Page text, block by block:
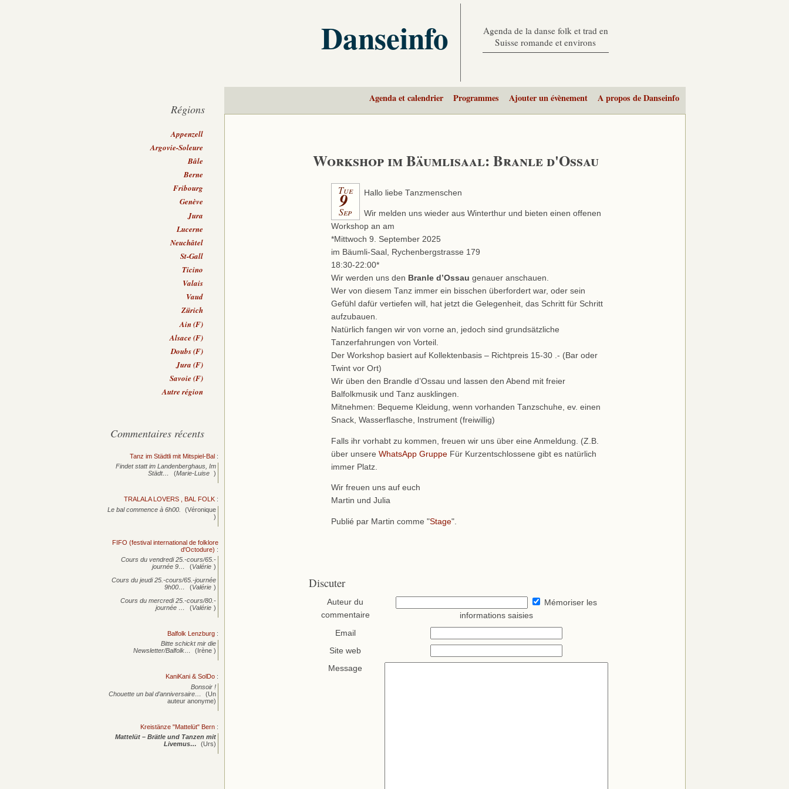
Danseinfo
Agenda de la danse folk et trad en
Suisse romande et environs
Agenda et calendrier Programmes Ajouter un évènement A propos de Danseinfo
Workshop im Bäumlisaal: Branle d'Ossau
Tue
9
Sep
Hallo liebe Tanzmenschen
Wir melden uns wieder aus Winterthur und bieten einen offenen
Workshop an am
*Mittwoch 9. September 2025
im Bäumli-Saal, Rychenbergstrasse 179
18:30-22:00*
Wir werden uns den Branle d’Ossau genauer anschauen.
Wer von diesem Tanz immer ein bisschen überfordert war, oder sein
Gefühl dafür vertiefen will, hat jetzt die Gelegenheit, das Schritt für Schritt
aufzubauen.
Natürlich fangen wir von vorne an, jedoch sind grundsätzliche
Tanzerfahrungen von Vorteil.
Der Workshop basiert auf Kollektenbasis – Richtpreis 15-30 .- (Bar oder
Twint vor Ort)
Wir üben den Brandle d’Ossau und lassen den Abend mit freier
Balfolkmusik und Tanz ausklingen.
Mitnehmen: Bequeme Kleidung, wenn vorhanden Tanzschuhe, ev. einen
Snack, Wasserflasche, Instrument (freiwillig)
Falls ihr vorhabt zu kommen, freuen wir uns über eine Anmeldung. (Z.B.
über unsere WhatsApp GruppeFür Kurzentschlossene gibt es natürlich
immer Platz.
Wir freuen uns auf euch
Martin und Julia
Publié par Martin comme "Stage".
Discuter
Auteur du
commentaire
Mémoriser les
informations saisies
Email
Site web
Message
Régions
Appenzell
Argovie-Soleure
Bâle
Berne
Fribourg
Genève
Jura
Lucerne
Neuchâtel
St-Gall
Ticino
Valais
Vaud
Zürich
Ain (F)
Alsace (F)
Doubs (F)
Jura (F)
Savoie (F)
Autre région
Commentaires récents
Tanz im Städtli mit Mitspiel-Bal :
Findet statt im Landenberghaus, Im
Städt…
(Marie-Luise )
TRALALA LOVERS , BAL FOLK :
Le bal commence à 6h00.
(Véronique
)
FIFO (festival international de folklore
d'Octodure) :
Cours du vendredi 25.-cours/65.-
journée 9… (Valérie )
Cours du jeudi 25.-cours/65.-journée
9h00…
(Valérie )
Cours du mercredi 25.-cours/80.-
journée … (Valérie )
Balfolk Lenzburg :
Bitte schickt mir die
Newsletter/Balfolk…
(Irène )
KaniKani & SolDo :
Bonsoir !
Chouette un bal d’anniversaire…
(Un
auteur anonyme)
Kreistänze "Mattelüt" Bern :
Mattelüt – Brätle und Tanzen mit
Livemus…
(Urs)